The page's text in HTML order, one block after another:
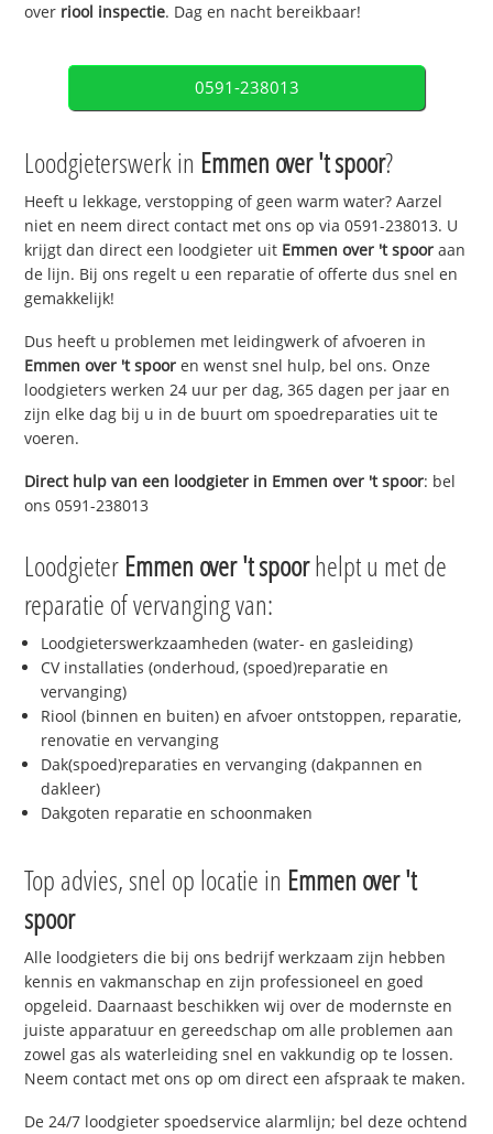
over riool inspectie. Dag en nacht bereikbaar!
0591-238013
Loodgieterswerk in Emmen over 't spoor?
Heeft u lekkage, verstopping of geen warm water? Aarzel
niet en neem direct contact met ons op via 0591-238013. U
krijgt dan direct een loodgieter uit Emmen over 't spoor aan
de lijn. Bij ons regelt u een reparatie of offerte dus snel en
gemakkelijk!
Dus heeft u problemen met leidingwerk of afvoeren in
Emmen over 't spoor en wenst snel hulp, bel ons. Onze
loodgieters werken 24 uur per dag, 365 dagen per jaar en
zijn elke dag bij u in de buurt om spoedreparaties uit te
voeren.
Direct hulp van een loodgieter in Emmen over 't spoor: bel
ons 0591-238013
Loodgieter Emmen over 't spoorhelpt u met de
reparatie of vervanging van:
Loodgieterswerkzaamheden (water- en gasleiding)
CV installaties (onderhoud, (spoed)reparatie en
vervanging)
Riool (binnen en buiten) en afvoer ontstoppen, reparatie,
renovatie en vervanging
Dak(spoed)reparaties en vervanging (dakpannen en
dakleer)
Dakgoten reparatie en schoonmaken
Top advies, snel op locatie in Emmen over 't
spoor
Alle loodgieters die bij ons bedrijf werkzaam zijn hebben
kennis en vakmanschap en zijn professioneel en goed
opgeleid. Daarnaast beschikken wij over de modernste en
juiste apparatuur en gereedschap om alle problemen aan
zowel gas als waterleiding snel en vakkundig op te lossen.
Neem contact met ons op om direct een afspraak te maken.
De 24/7 loodgieter spoedservice alarmlijn; bel deze ochtend